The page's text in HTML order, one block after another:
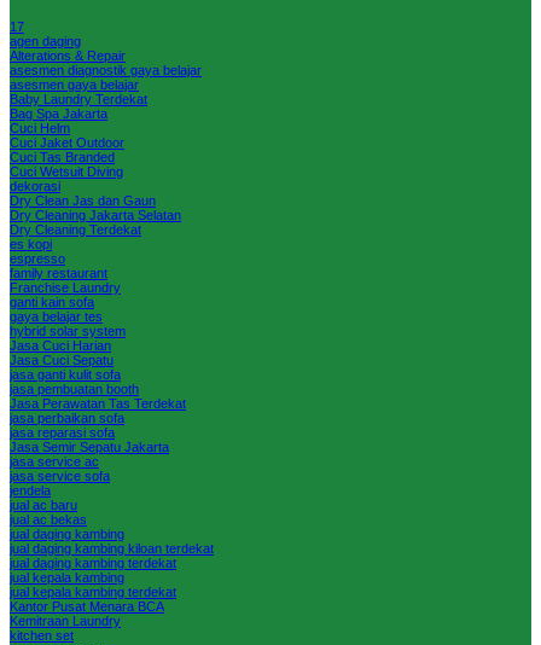
17
agen daging
Alterations & Repair
asesmen diagnostik gaya belajar
asesmen gaya belajar
Baby Laundry Terdekat
Bag Spa Jakarta
Cuci Helm
Cuci Jaket Outdoor
Cuci Tas Branded
Cuci Wetsuit Diving
dekorasi
Dry Clean Jas dan Gaun
Dry Cleaning Jakarta Selatan
Dry Cleaning Terdekat
es kopi
espresso
family restaurant
Franchise Laundry
ganti kain sofa
gaya belajar tes
hybrid solar system
Jasa Cuci Harian
Jasa Cuci Sepatu
jasa ganti kulit sofa
jasa pembuatan booth
Jasa Perawatan Tas Terdekat
jasa perbaikan sofa
jasa reparasi sofa
Jasa Semir Sepatu Jakarta
jasa service ac
jasa service sofa
jendela
jual ac baru
jual ac bekas
jual daging kambing
jual daging kambing kiloan terdekat
jual daging kambing terdekat
jual kepala kambing
jual kepala kambing terdekat
Kantor Pusat Menara BCA
Kemitraan Laundry
kitchen set